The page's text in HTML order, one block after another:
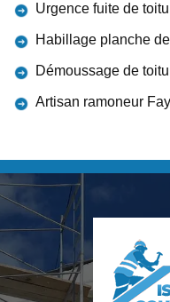
Urgence fuite de
Habillage planche
Démoussage de
Artisan ramoneur